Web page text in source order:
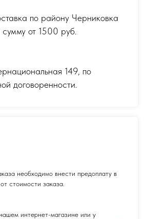
по району Черниковка
от 1500 руб.
149, по
договоренности.
необходимо внести предоплату в
стоимости заказа.
интернет-магазине или у